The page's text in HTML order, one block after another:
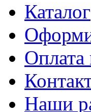
Каталог
Оплата
Наши